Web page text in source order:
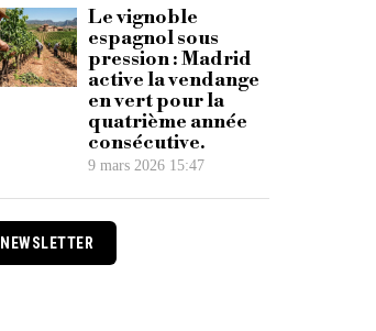
Le vignoble
espagnol sous
pression : Madrid
active la vendange
en vert pour la
quatrième année
consécutive.
9 mars 2026 15:47
NEWSLETTER